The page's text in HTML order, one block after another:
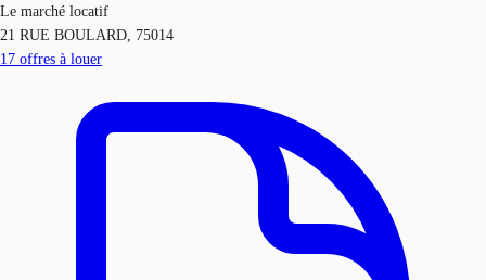
Le marché locatif
21 RUE BOULARD, 75014
17 offres à louer